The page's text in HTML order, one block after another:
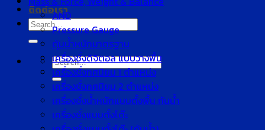
ติดต่อเรา
Search
for:
Search
for:
AND
Pressure Gauge
ตุ้มน้ำหนักมาตรฐาน
เครื่องชั่งดิจิตอล แบบวางพื้น
เครื่องชั่งทศนิยม 1 ตำแหน่ง
เครื่องชั่งทศนิยม 2 ตำแหน่ง
เครื่องชั่งน้ำหนักแบบตั้งพื้น กันน้ำ
เครื่องชั่งแบบตั้งโต๊ะ